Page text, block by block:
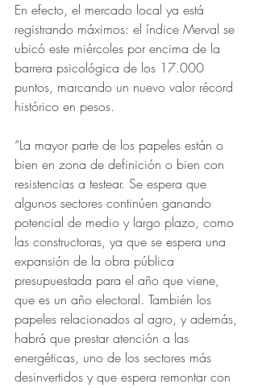
En efecto, el mercado local ya está
registrando máximos: el índice Merval se
ubicó este miércoles por encima de la
barrera psicológica de los 17.000
puntos, marcando un nuevo valor récord
histórico en pesos.
“La mayor parte de los papeles están o
bien en zona de definición o bien con
resistencias a testear. Se espera que
algunos sectores continúen ganando
potencial de medio y largo plazo, como
las constructoras, ya que se espera una
expansión de la obra pública
presupuestada para el año que viene,
que es un año electoral. También los
papeles relacionados al agro, y además,
habrá que prestar atención a las
energéticas, uno de los sectores más
desinvertidos y que espera remontar con